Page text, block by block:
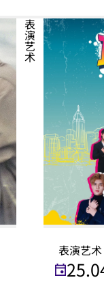
表演艺术
表演艺术